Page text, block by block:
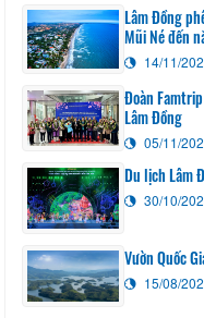
Lâm Đồng
Mũi Né đến
14/11/
Đoàn
Lâm Đồng
05/11/
Du lịch Lâm
30/10/
Vườn Quốc
15/08/